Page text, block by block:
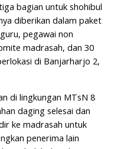
bagian untuk shohibul
diberikan dalam paket
pegawai non
madrasah, dan 30
di Banjarharjo 2,
di lingkungan MTsN 8
daging selesai dan
ke madrasah untuk
penerima lain